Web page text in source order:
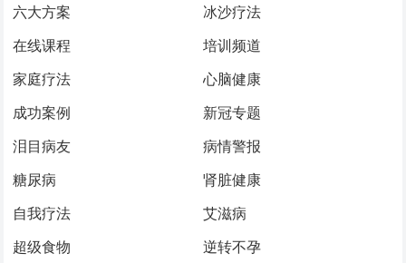
六大方案
冰沙疗法
在线课程
培训频道
家庭疗法
心脑健康
成功案例
新冠专题
泪目病友
病情警报
糖尿病
肾脏健康
自我疗法
艾滋病
超级食物
逆转不孕